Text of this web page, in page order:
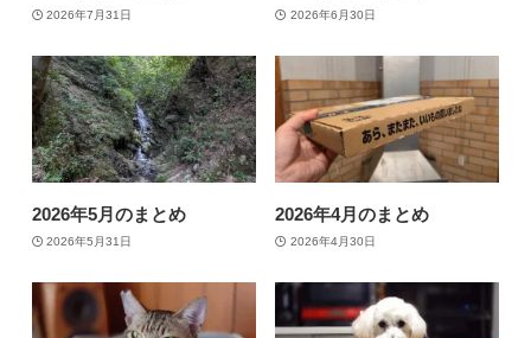
2026年7月31日 2026年6月30日
2026年5月のまとめ
2026年5月31日
2026年4月のまとめ
2026年4月30日